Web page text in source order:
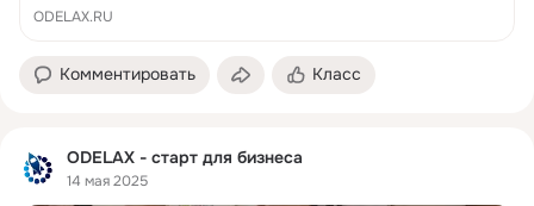
ODELAX.RU
Комментировать Класс
ODELAX - старт для бизнеса
14 мая 2025